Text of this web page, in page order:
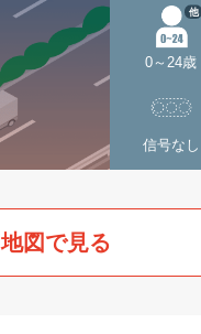
0～24歳
他
信号なし
地図で見る